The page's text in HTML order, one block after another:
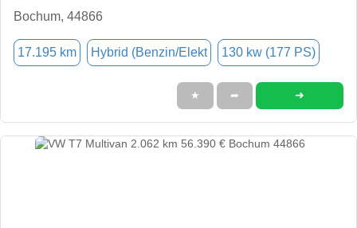
Bochum, 44866
17.195 km Hybrid (Benzin/Elekt 130 kw (177 PS)
★ ➦ ➜